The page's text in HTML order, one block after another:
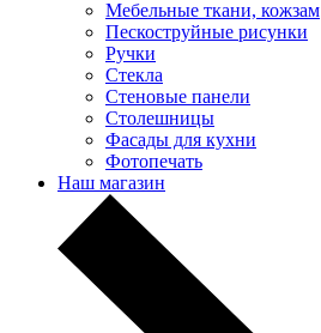
Мебельные ткани, кожзам
Пескоструйные рисунки
Ручки
Стекла
Стеновые панели
Столешницы
Фасады для кухни
Фотопечать
Наш магазин